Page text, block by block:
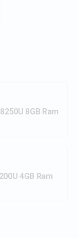
8GB Ram
4GB Ram